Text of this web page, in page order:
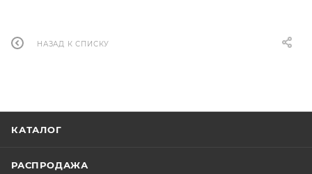
НАЗАД К СПИСКУ
КАТАЛОГ
РАСПРОДАЖА